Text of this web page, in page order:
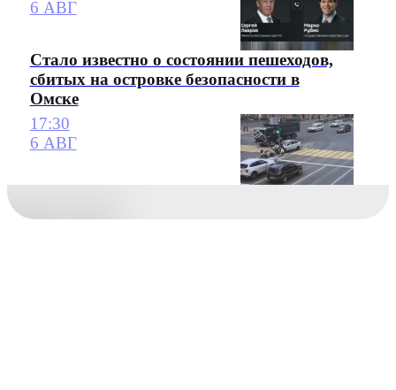
6 АВГ
Стало известно о состоянии пешеходов,
сбитых на островке безопасности в
Омске
17:30
6 АВГ